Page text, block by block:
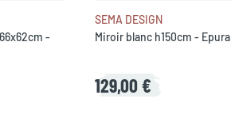
-
SEMA DESIGN
Miroir blanc h150cm - Epura
129,00 €